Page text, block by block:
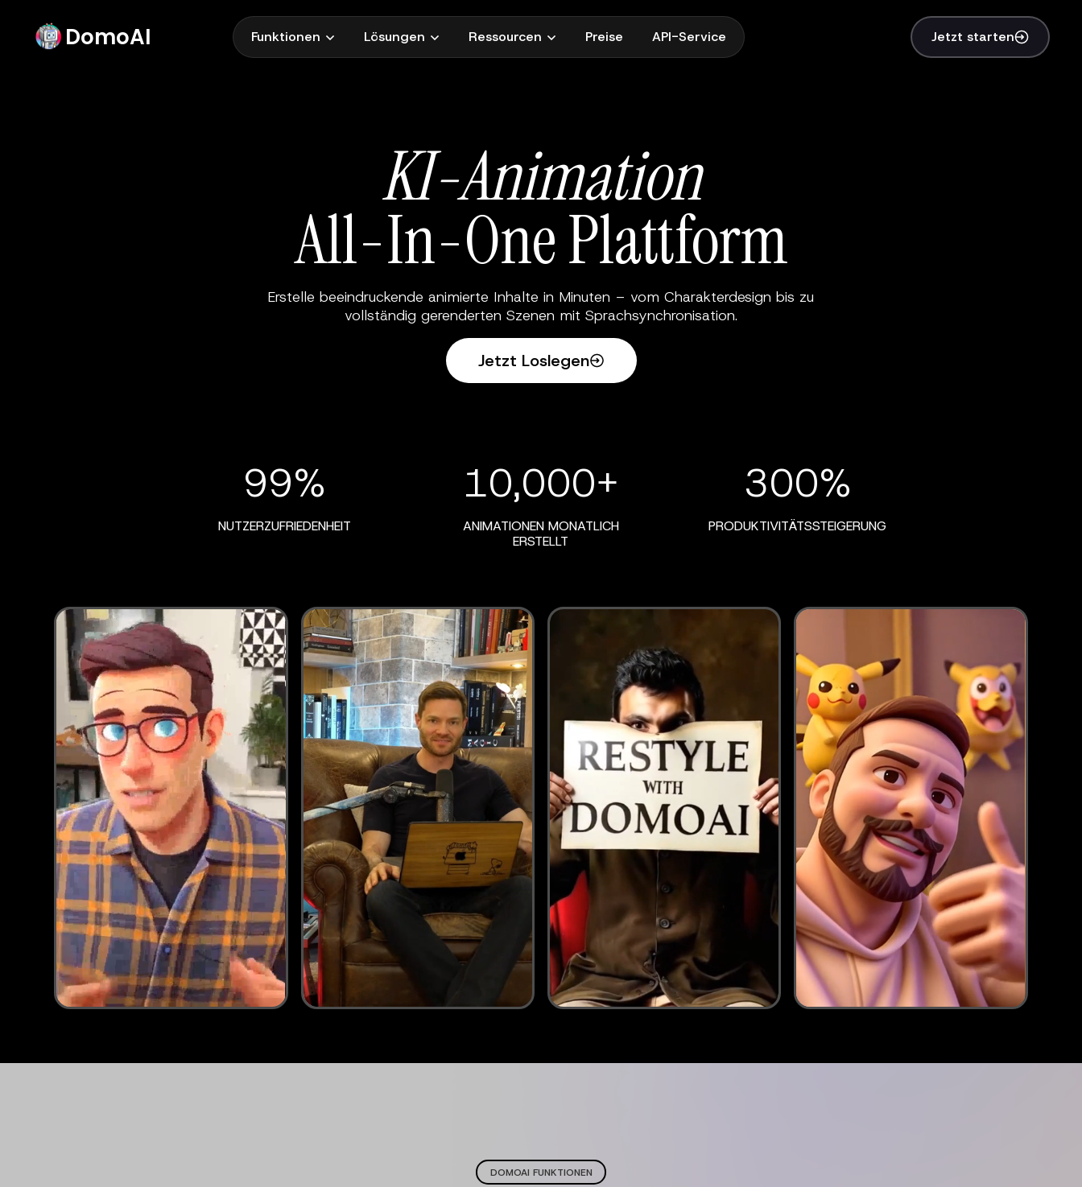
DomoAI Funktionen Lösungen Ressourcen Preise API-Service Jetzt starten
KI-Animation
All-In-OnePlattform
Erstelle beeindruckende animierte Inhalte in Minuten – vom Charakterdesign bis zu
vollständig gerenderten Szenen mit Sprachsynchronisation.
Jetzt Loslegen
99%
NUTZERZUFRIEDENHEIT
10,000+
ANIMATIONEN MONATLICH
ERSTELLT
300%
PRODUKTIVITÄTSSTEIGERUNG
DOMOAI FUNKTIONEN